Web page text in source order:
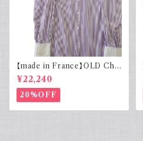
【made in France】OLD Cha
rvet ストライプ 切り替え 紫
¥22,240
20%OFF